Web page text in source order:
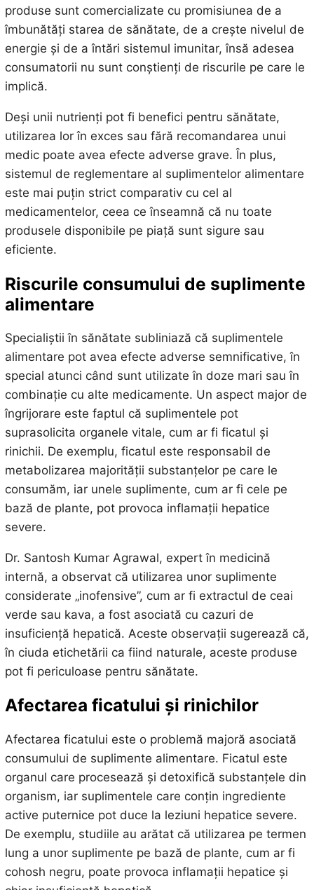
produse sunt comercializate cu promisiunea de a
îmbunătăți starea de sănătate, de a crește nivelul de
energie și de a întări sistemul imunitar, însă adesea
consumatorii nu sunt conștienți de riscurile pe care le
implică.
Deși unii nutrienți pot fi benefici pentru sănătate,
utilizarea lor în exces sau fără recomandarea unui
medic poate avea efecte adverse grave. În plus,
sistemul de reglementare al suplimentelor alimentare
este mai puțin strict comparativ cu cel al
medicamentelor, ceea ce înseamnă că nu toate
produsele disponibile pe piață sunt sigure sau
eficiente.
Riscurile consumului de suplimente
alimentare
Specialiștii în sănătate subliniază că suplimentele
alimentare pot avea efecte adverse semnificative, în
special atunci când sunt utilizate în doze mari sau în
combinație cu alte medicamente. Un aspect major de
îngrijorare este faptul că suplimentele pot
suprasolicita organele vitale, cum ar fi ficatul și
rinichii. De exemplu, ficatul este responsabil de
metabolizarea majorității substanțelor pe care le
consumăm, iar unele suplimente, cum ar fi cele pe
bază de plante, pot provoca inflamații hepatice
severe.
Dr. Santosh Kumar Agrawal, expert în medicină
internă, a observat că utilizarea unor suplimente
considerate „inofensive”, cum ar fi extractul de ceai
verde sau kava, a fost asociată cu cazuri de
insuficiență hepatică. Aceste observații sugerează că,
în ciuda etichetării ca fiind naturale, aceste produse
pot fi periculoase pentru sănătate.
Afectarea ficatului și rinichilor
Afectarea ficatului este o problemă majoră asociată
consumului de suplimente alimentare. Ficatul este
organul care procesează și detoxifică substanțele din
organism, iar suplimentele care conțin ingrediente
active puternice pot duce la leziuni hepatice severe.
De exemplu, studiile au arătat că utilizarea pe termen
lung a unor suplimente pe bază de plante, cum ar fi
cohosh negru, poate provoca inflamații hepatice și